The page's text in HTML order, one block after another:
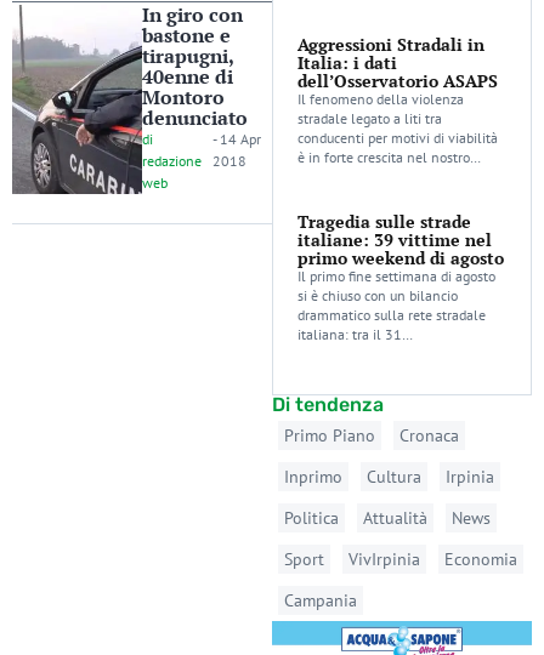
In giro con
bastone e
tirapugni,
40enne di
Montoro
denunciato
di
redazione
web
- 14 Apr
2018
Aggressioni Stradali in
Italia: i dati
dell’Osservatorio ASAPS
Il fenomeno della violenza
stradale legato a liti tra
conducenti per motivi di viabilità
è in forte crescita nel nostro…
Tragedia sulle strade
italiane: 39 vittime nel
primo weekend di agosto
Il primo fine settimana di agosto
si è chiuso con un bilancio
drammatico sulla rete stradale
italiana: tra il 31…
Di tendenza
Primo Piano
Cronaca
Inprimo
Cultura
Irpinia
Politica
Attualità
News
Sport
VivIrpinia
Economia
Campania